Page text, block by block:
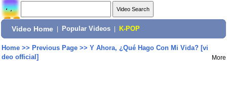
Video Home Popular Videos K-POP
Home>> Previous Page>> Y Ahora, ¿Qué Hago Con Mi Vida? [vi
deo official]
More